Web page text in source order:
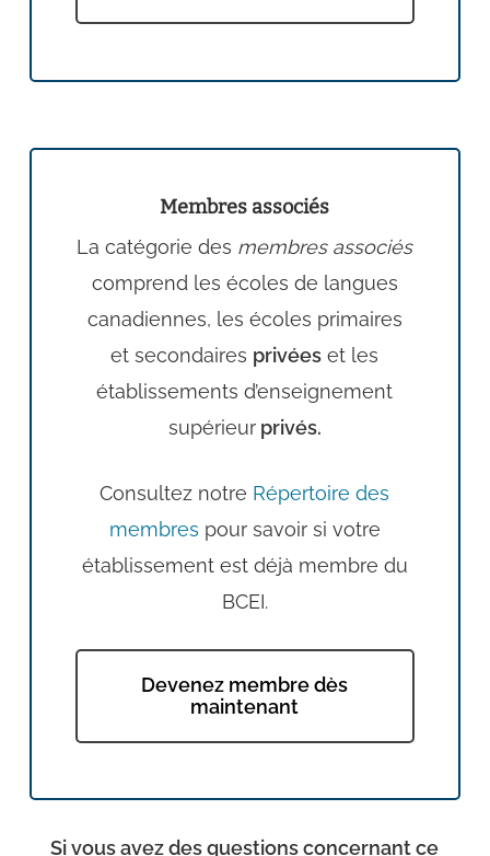
Membres associés
La catégorie des membres associés
comprend les écoles de langues
canadiennes, les écoles primaires
et secondaires privées et les
établissements d’enseignement
supérieurprivés.
Consultez notre Répertoire des
membres pour savoir si votre
établissement est déjà membre du
BCEI.
Devenez membre dès
maintenant
Si vous avez des questions concernant ce